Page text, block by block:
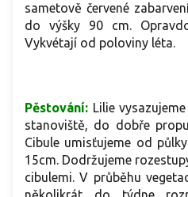
sametově červené
do výšky 90 cm.
Vykvétají od poloviny léta.
Pěstování: Lilie
stanoviště, do dobře
Cibule umisťujeme od
15cm. Dodržujeme
cibulemi. V průběhu